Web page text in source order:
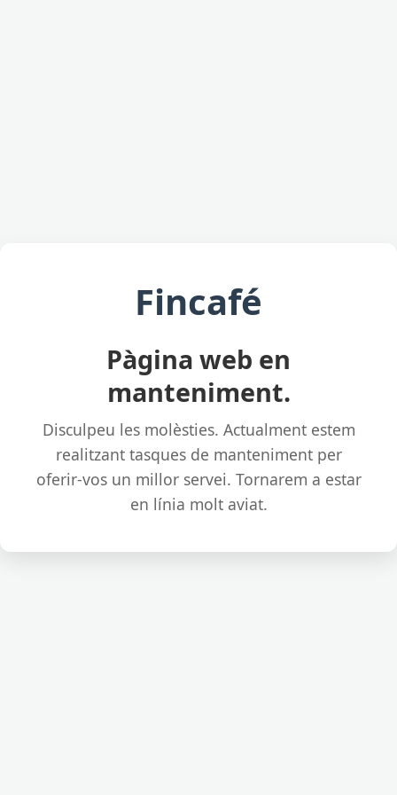
Fincafé
Pàgina web en
manteniment.
Disculpeu les molèsties. Actualment estem
realitzant tasques de manteniment per
oferir-vos un millor servei. Tornarem a estar
en línia molt aviat.